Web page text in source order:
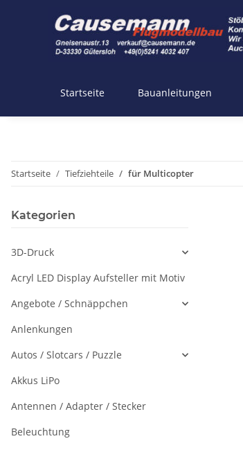
Startseite Bauanleitungen
Startseite Tiefziehteile für Multicopter
Kategorien
3D-Druck
Acryl LED Display Aufsteller mit Motiv
Angebote / Schnäppchen
Anlenkungen
Autos / Slotcars / Puzzle
Akkus LiPo
Antennen / Adapter / Stecker
Beleuchtung